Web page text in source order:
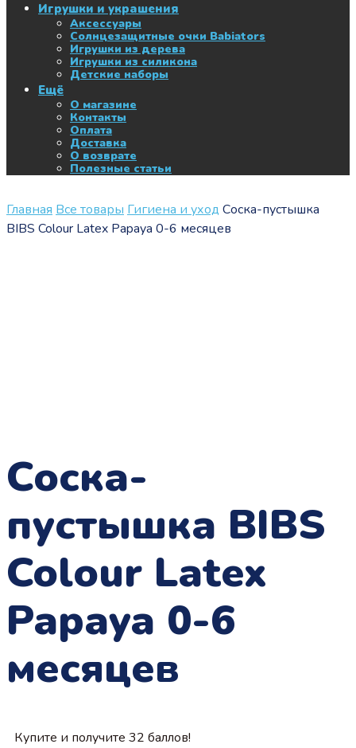
Игрушки и украшения
Аксессуары
Солнцезащитные очки Babiators
Игрушки из дерева
Игрушки из силикона
Детские наборы
Ещё
О магазине
Контакты
Оплата
Доставка
О возврате
Полезные статьи
Главная Все товары Гигиена и уход Соска-пустышка
BIBS Colour Latex Papaya 0-6 меcяцев
Соска-
пустышка BIBS
Colour Latex
Papaya 0-6
меcяцев
Купите и получите 32 баллов!